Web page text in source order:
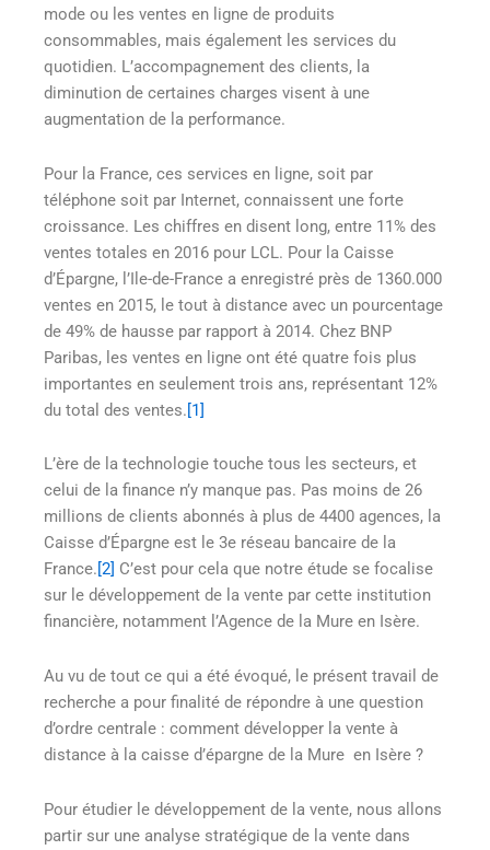
mode ou les ventes en ligne de produits
consommables, mais également les services du
quotidien. L’accompagnement des clients, la
diminution de certaines charges visent à une
augmentation de la performance.
Pour la France, ces services en ligne, soit par
téléphone soit par Internet, connaissent une forte
croissance. Les chiffres en disent long, entre 11% des
ventes totales en 2016 pour LCL. Pour la Caisse
d’Épargne, l’Ile-de-France a enregistré près de 1360.000
ventes en 2015, le tout à distance avec un pourcentage
de 49% de hausse par rapport à 2014. Chez BNP
Paribas, les ventes en ligne ont été quatre fois plus
importantes en seulement trois ans, représentant 12%
du total des ventes.[1]
L’ère de la technologie touche tous les secteurs, et
celui de la finance n’y manque pas. Pas moins de 26
millions de clients abonnés à plus de 4400 agences, la
Caisse d’Épargne est le 3e réseau bancaire de la
France. [2] C’est pour cela que notre étude se focalise
sur le développement de la vente par cette institution
financière, notamment l’Agence de la Mure en Isère.
Au vu de tout ce qui a été évoqué, le présent travail de
recherche a pour finalité de répondre à une question
d’ordre centrale : comment développer la vente à
distance à la caisse d’épargne de la Mure en Isère ?
Pour étudier le développement de la vente, nous allons
partir sur une analyse stratégique de la vente dans